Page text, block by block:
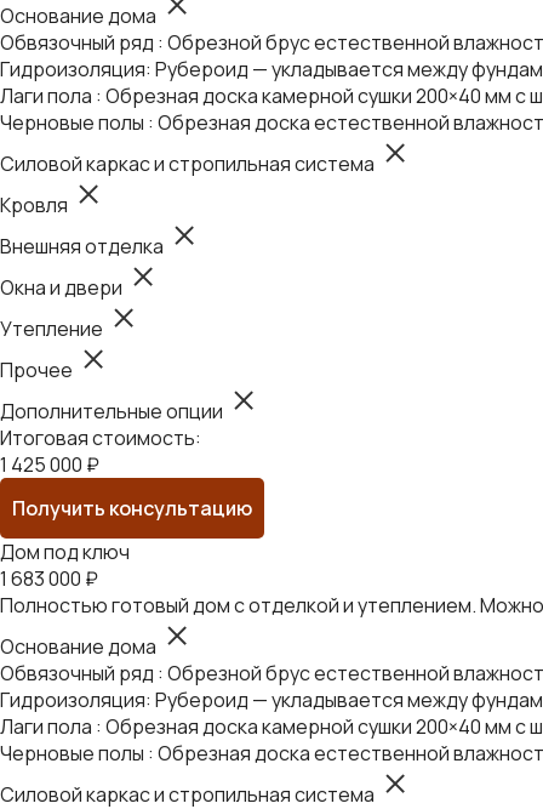
Основание дома
Обвязочный ряд : Обрезной брус естественной
Гидроизоляция: Рубероид — укладывается между
Лаги пола : Обрезная доска камерной сушки 200×40 мм с
Черновые полы : Обрезная доска естественной
Силовой каркас и стропильная система
Кровля
Внешняя отделка
Окна и двери
Утепление
Прочее
Дополнительные опции
Итоговая стоимость:
1 425 000 ₽
Получить консультацию
Дом под ключ
1 683 000 ₽
Полностью готовый дом с отделкой и утеплением.
Основание дома
Обвязочный ряд : Обрезной брус естественной
Гидроизоляция: Рубероид — укладывается между
Лаги пола : Обрезная доска камерной сушки 200×40 мм с
Черновые полы : Обрезная доска естественной
Силовой каркас и стропильная система